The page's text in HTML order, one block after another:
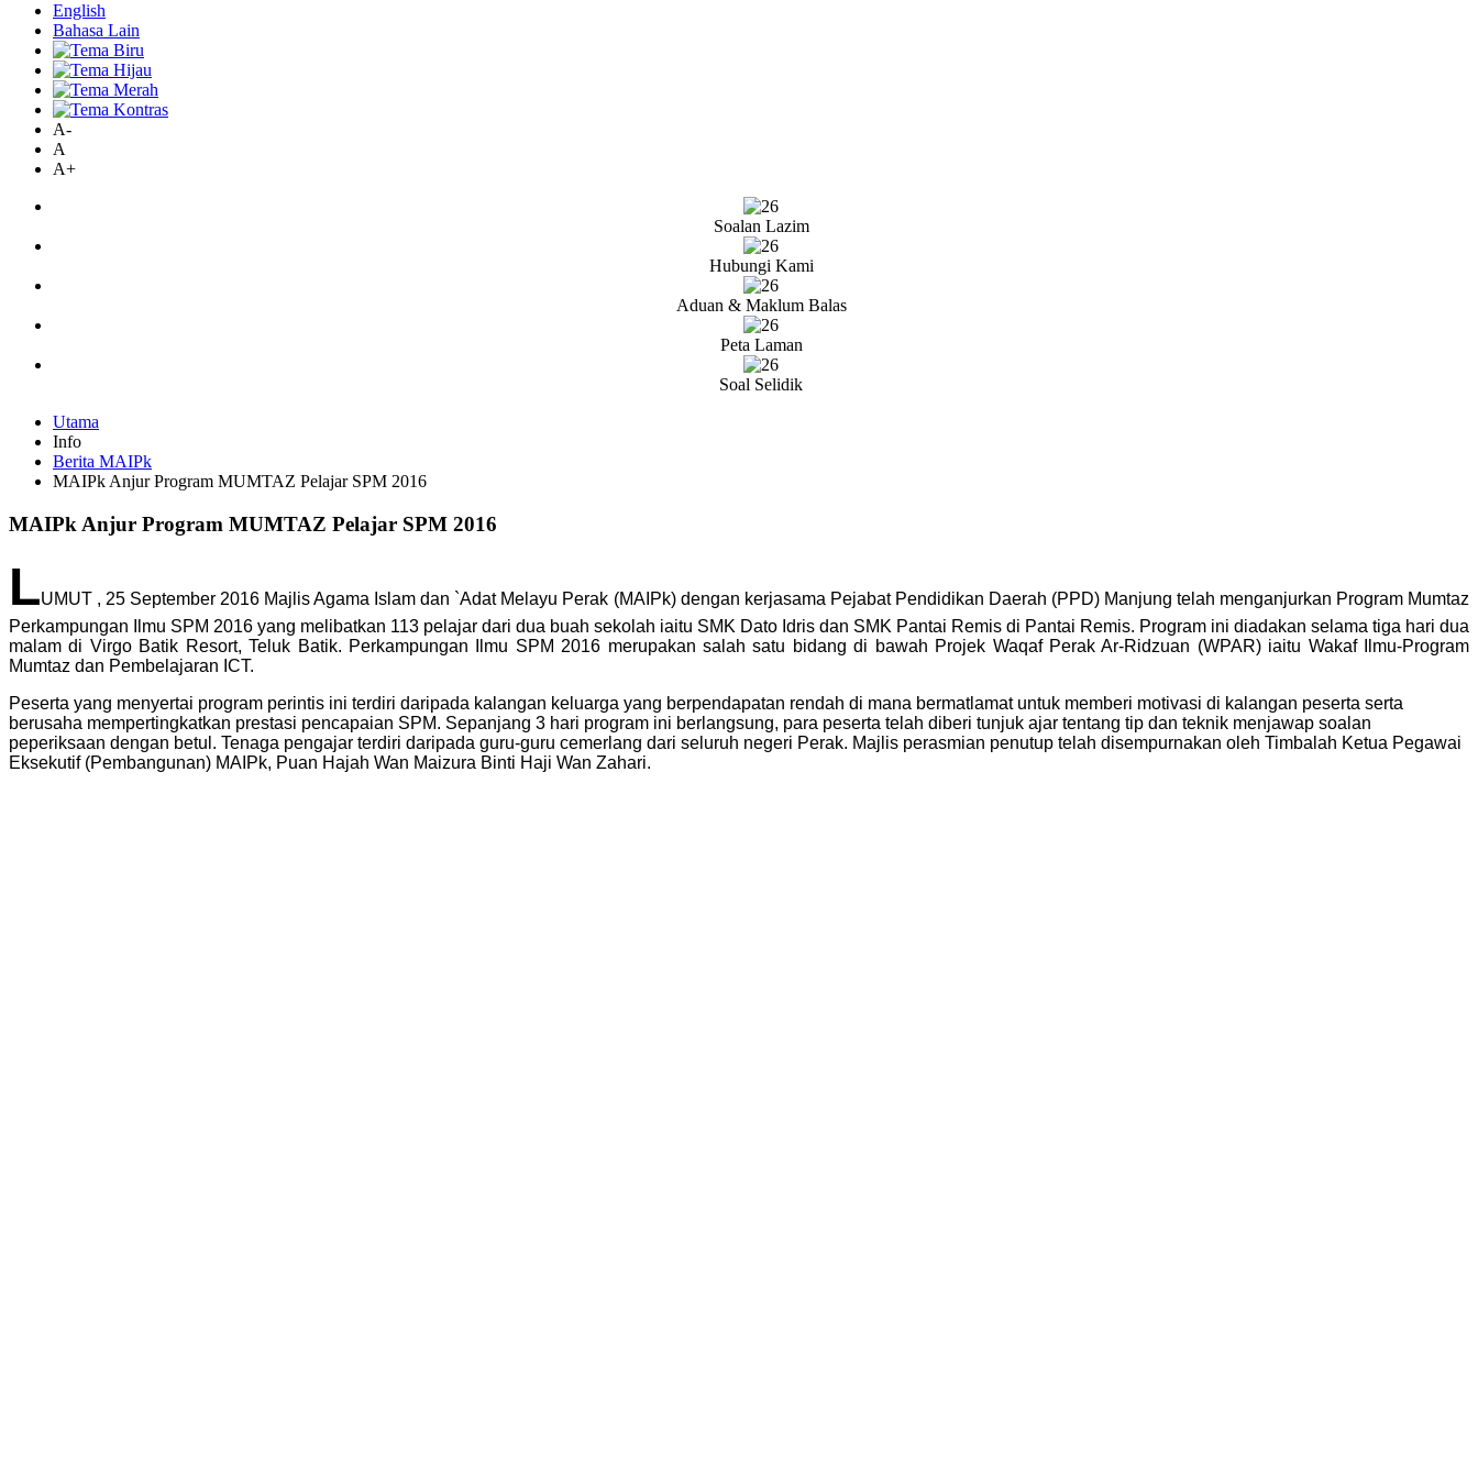
English
Bahasa Lain
A-
A
A+
Soalan Lazim
Hubungi Kami
Aduan & Maklum Balas
Peta Laman
Soal Selidik
Utama
Info
Berita MAIPk
MAIPk Anjur Program MUMTAZ Pelajar SPM 2016
MAIPk Anjur Program MUMTAZ Pelajar SPM 2016
LUMUT , 25 September 2016 Majlis Agama Islam dan `Adat Melayu Perak (MAIPk) dengan kerjasama Pejabat Pendidikan Daerah (PPD) Manjung telah menganjurkan Program Mumtaz
Perkampungan Ilmu SPM 2016 yang melibatkan 113 pelajar dari dua buah sekolah iaitu SMK Dato Idris dan SMK Pantai Remis di Pantai Remis. Program ini diadakan selama tiga hari dua
malam di Virgo Batik Resort, Teluk Batik. Perkampungan Ilmu SPM 2016 merupakan salah satu bidang di bawah Projek Waqaf Perak Ar-Ridzuan (WPAR) iaitu Wakaf Ilmu-Program
Mumtaz dan Pembelajaran ICT.
Peserta yang menyertai program perintis ini terdiri daripada kalangan keluarga yang berpendapatan rendah di mana bermatlamat untuk memberi motivasi di kalangan peserta serta
berusaha mempertingkatkan prestasi pencapaian SPM. Sepanjang 3 hari program ini berlangsung, para peserta telah diberi tunjuk ajar tentang tip dan teknik menjawap soalan
peperiksaan dengan betul. Tenaga pengajar terdiri daripada guru-guru cemerlang dari seluruh negeri Perak. Majlis perasmian penutup telah disempurnakan oleh Timbalah Ketua Pegawai
Eksekutif (Pembangunan) MAIPk, Puan Hajah Wan Maizura Binti Haji Wan Zahari.